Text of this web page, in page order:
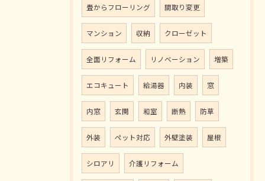
畳からフローリング 間取り変更
マンション 収納 クローゼット
全面リフォーム リノベーション 増築
エコキュート 給湯器 内装 窓
内窓 玄関 和室 断熱 防草
外装 ペット対応 外壁塗装 屋根
シロアリ 介護リフォーム